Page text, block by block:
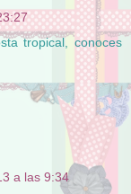
tropical, conoces
a las 9:34